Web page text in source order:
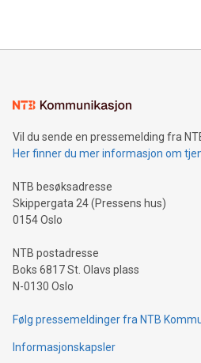
Vil du sende en pressemelding fra
Her finner du mer informasjon om
NTB besøksadresse
Skippergata 24 (Pressens hus)
0154 Oslo
NTB postadresse
Boks 6817 St. Olavs plass
N-0130 Oslo
Følg pressemeldinger fra NTB
Informasjonskapsler